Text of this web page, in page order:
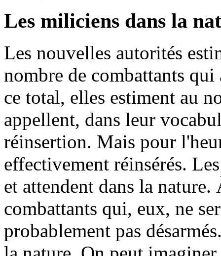
Les miliciens dans la
Les nouvelles autorités
nombre de combattants
ce total, elles estiment au
appellent, dans leur
réinsertion. Mais pour
effectivement réinsérés.
et attendent dans la
combattants qui, eux, ne
probablement pas